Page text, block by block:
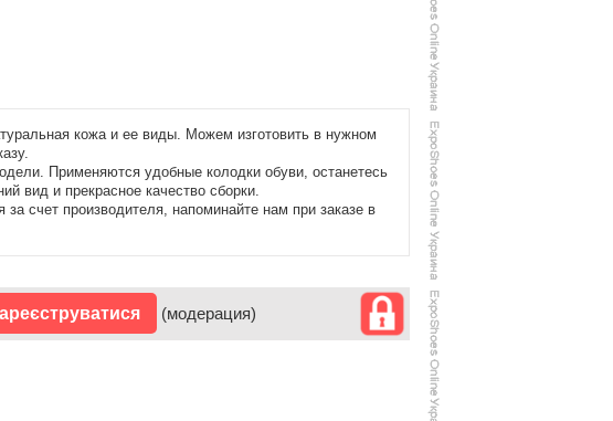
кожа и ее виды. Можем изготовить в нужном
Применяются удобные колодки обуви, останетесь
вид и прекрасное качество сборки.
счет производителя, напоминайте нам при заказе в
(модерация)